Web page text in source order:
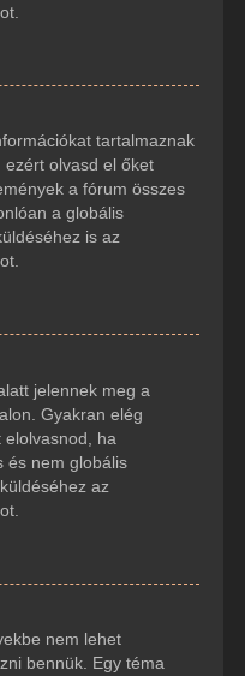
tartalmaznak
olvasd el őket
a fórum összes
a globális
is az
jelennek meg a
Gyakran elég
ha
és nem globális
az
nem lehet
bennük. Egy téma